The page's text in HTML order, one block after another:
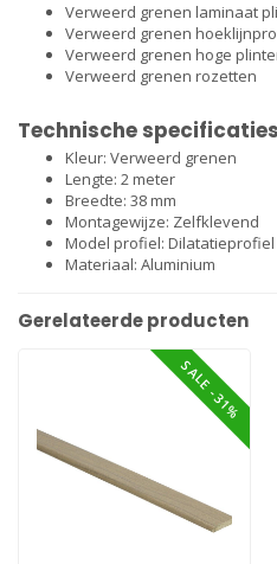
Verweerd grenen laminaat
Verweerd grenen
Verweerd grenen hoge
Verweerd grenen rozetten
Technische specificaties
Kleur: Verweerd grenen
Lengte: 2 meter
Breedte: 38 mm
Montagewijze: Zelfklevend
Model profiel: Dilatatieprofiel
Materiaal: Aluminium
Gerelateerde producten
SALE -31%